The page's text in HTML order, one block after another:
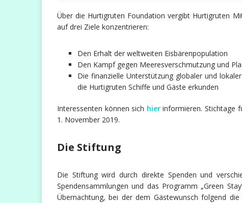
Über die Hurtigruten Foundation vergibt Hurtigruten
auf drei Ziele konzentrieren:
Den Erhalt der weltweiten Eisbärenpopulation
Den Kampf gegen Meeresverschmutzung und
Die finanzielle Unterstützung globaler und
die Hurtigruten Schiffe und Gäste erkunden
Interessenten können sich hierinformieren. Stichtage
1. November 2019.
Die Stiftung
Die Stiftung wird durch direkte Spenden und
Spendensammlungen und das Programm „Green
Übernachtung, bei der dem Gästewunsch folgend